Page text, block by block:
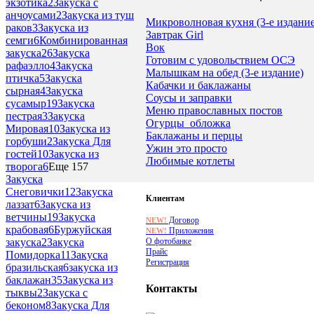
экзотика2Закуска с
анчоусами2Закуска из туш
раков3Закуска из
семги6Комбинированная
закуска26Закуска
рафаэлло4Закуска
птичка5Закуска
сырная4Закуска
сусамыр19Закуска
пестрая3Закуска
Мировая10Закуска из
горбуши2Закуска Для
гостей10Закуска из
творога6Еще 157
Закуска
Снеговички12Закуска
лаззат6Закуска из
ветчины19Закуска
крабовая6Буржуйская
закуска2Закуска
Помидорка11Закуска
бразильская6закуска из
баклажан35Закуска из
тыквы2Закуска с
беконом8Закуска Для
Микроволновая кухня (3-е
Завтрак Girl
Вок
Готовим с удовольствием ОСЭ
Малышкам на обед (3-е издание)
Кабачки и баклажаны
Соусы и заправки
Меню православных постов
Огурцы_обложка
Баклажаны и перцы
Ужин это просто
Любимые котлеты
Клиентам
NEW! Договор
NEW! Приложения
О фотобанке
Прайс
Регистрация
Контакты